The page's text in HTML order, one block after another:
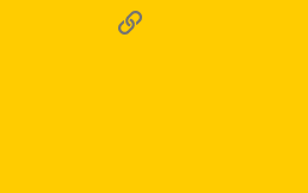
Enlace